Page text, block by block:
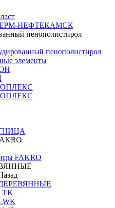
НЕФТЕКАМСК
пенополистирол
пенополистирол
элементы
FAKRO